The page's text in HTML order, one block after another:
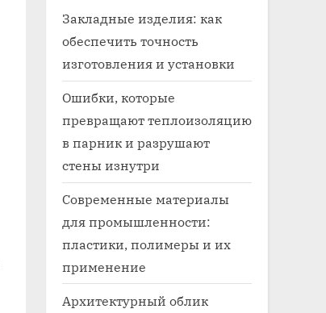
Закладные изделия: как
обеспечить точность
изготовления и установки
Ошибки, которые
превращают теплоизоляцию
в парник и разрушают
стены изнутри
Современные материалы
для промышленности:
пластики, полимеры и их
применение
Архитектурный облик